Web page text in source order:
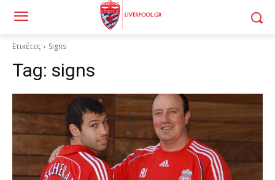
Ετικέτες Signs
Tag: signs